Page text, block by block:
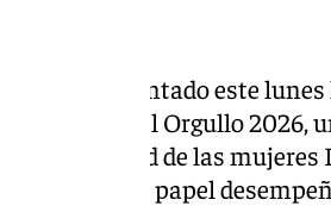
ha presentado este
del Orgullo 2026,
en la realidad de las mujeres
reconocer el papel